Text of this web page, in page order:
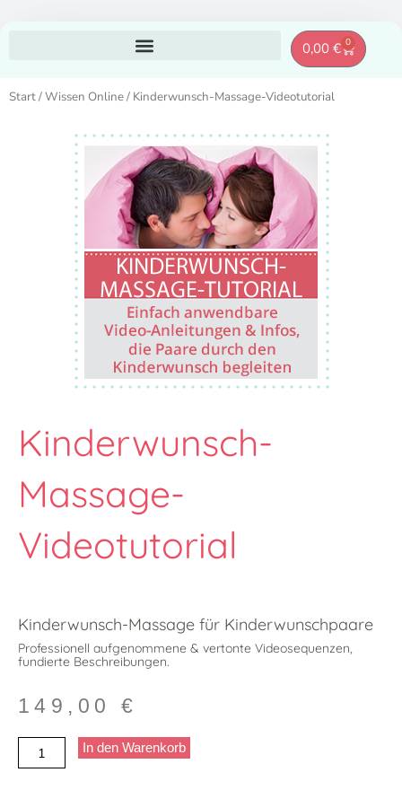
0,00 € 0
Start/Wissen Online/ Kinderwunsch-Massage-Videotutorial
Kinderwunsch-
Massage-
Videotutorial
Kinderwunsch-Massage für Kinderwunschpaare
Professionell aufgenommene & vertonte Videosequenzen,
fundierte Beschreibungen.
149,00 €
Kinderwunsch-
Massage-
In den Warenkorb